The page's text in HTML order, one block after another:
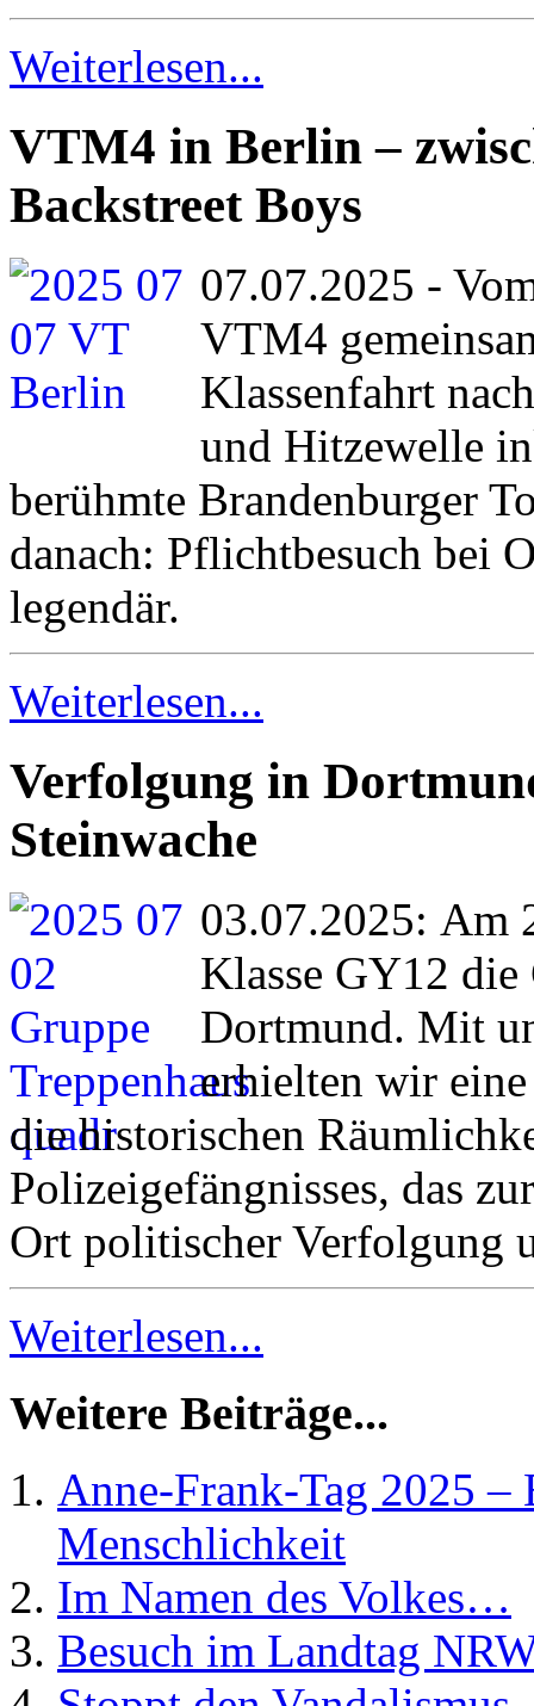
Weiterlesen...
VTM4 in Berlin –
Backstreet Boys
07.07.2025 -
VTM4
Klassenfahrt
und Hitzewelle
berühmte Brandenburger
danach: Pflichtbesuch bei
legendär.
Weiterlesen...
Verfolgung in
Steinwache
03.07.2025: Am
Klasse GY12 die
Dortmund. Mit
erhielten wir
die historischen
Polizeigefängnisses, das
Ort politischer Verfolgung
Weiterlesen...
Weitere Beiträge...
Anne-Frank-Tag 2025 –
Menschlichkeit
Im Namen des Volkes…
Besuch im Landtag